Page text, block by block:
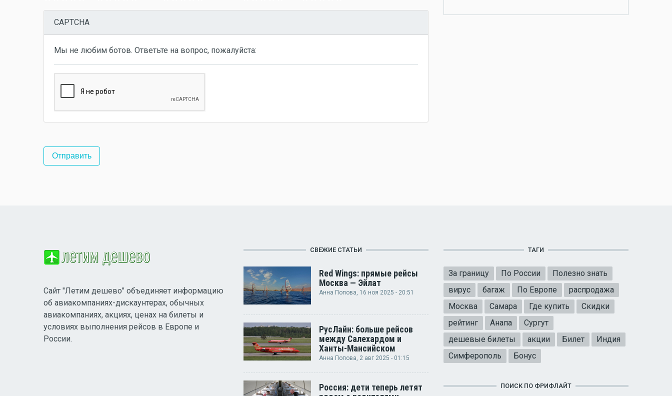
CAPTCHA
Мы не любим ботов. Ответьте на вопрос, пожалуйста:
Сайт "Летим дешево" объединяет информацию
об авиакомпаниях-дискаунтерах, обычных
авиакомпаниях, акциях, ценах на билеты и
условиях выполнения рейсов в Европе и
России.
СВЕЖИЕ СТАТЬИ
Red Wings: прямые рейсы
Москва — Эйлат
Анна Попова, 16 ноя 2025 - 20:51
РусЛайн: больше рейсов
между Салехардом и
Ханты-Мансийском
Анна Попова, 2 авг 2025 - 01:15
Россия: дети теперь летят
ТАГИ
За границу По России
Полезно знать
вирус
багаж По Европе
распродажа
Москва
Самара Где купить
Скидки
рейтинг
Анапа
Сургут
дешевые билеты
акции Билет
Индия
Симферополь
Бонус
ПОИСК ПО ФРИФЛАЙТ